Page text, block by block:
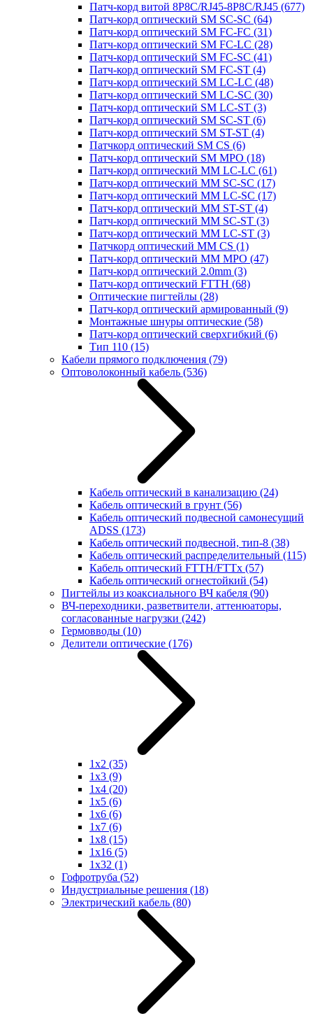
Патч-корд витой 8P8C/RJ45-8P8C/RJ45 (677)
Патч-корд оптический SM SC-SC (64)
Патч-корд оптический SM FC-FC (31)
Патч-корд оптический SM FC-LC (28)
Патч-корд оптический SM FC-SC (41)
Патч-корд оптический SM FC-ST (4)
Патч-корд оптический SM LC-LC (48)
Патч-корд оптический SM LC-SC (30)
Патч-корд оптический SM LC-ST (3)
Патч-корд оптический SM SC-ST (6)
Патч-корд оптический SM ST-ST (4)
Патчкорд оптический SM CS (6)
Патч-корд оптический SM MPO (18)
Патч-корд оптический MM LC-LC (61)
Патч-корд оптический MM SC-SC (17)
Патч-корд оптический MM LC-SC (17)
Патч-корд оптический MM ST-ST (4)
Патч-корд оптический MM SC-ST (3)
Патч-корд оптический MM LC-ST (3)
Патчкорд оптический MM CS (1)
Патч-корд оптический MM MPO (47)
Патч-корд оптический 2.0mm (3)
Патч-корд оптический FTTH (68)
Оптические пигтейлы (28)
Патч-корд оптический армированный (9)
Монтажные шнуры оптические (58)
Патч-корд оптический сверхгибкий (6)
Тип 110 (15)
Кабели прямого подключения (79)
Оптоволоконный кабель (536)
Кабель оптический в канализацию (24)
Кабель оптический в грунт (56)
Кабель оптический подвесной самонесущий
ADSS (173)
Кабель оптический подвесной, тип-8 (38)
Кабель оптический распределительный (115)
Кабель оптический FTTH/FTTx (57)
Кабель оптический огнестойкий (54)
Пигтейлы из коаксиального ВЧ кабеля (90)
ВЧ-переходники, разветвители, аттенюаторы,
согласованные нагрузки (242)
Гермовводы (10)
Делители оптические (176)
1x2 (35)
1x3 (9)
1x4 (20)
1x5 (6)
1x6 (6)
1x7 (6)
1x8 (15)
1x16 (5)
1x32 (1)
Гофротруба (52)
Индустриальные решения (18)
Электрический кабель (80)